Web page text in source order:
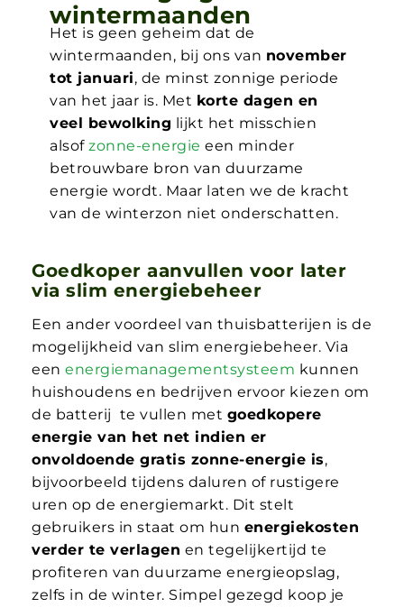
wintermaanden
Het is geen geheim dat de
wintermaanden, bij ons van november
tot januari, de minst zonnige periode
van het jaar is. Met korte dagen en
veel bewolking lijkt het misschien
alsof zonne-energie een minder
betrouwbare bron van duurzame
energie wordt. Maar laten we de kracht
van de winterzon niet onderschatten.
Goedkoper aanvullen voor later
via slim energiebeheer
Een ander voordeel van thuisbatterijen is de
mogelijkheid van slim energiebeheer. Via
een energiemanagementsysteem kunnen
huishoudens en bedrijven ervoor kiezen om
de batterij te vullen met goedkopere
energie van het net indien er
onvoldoende gratis zonne-energie is,
bijvoorbeeld tijdens daluren of rustigere
uren op de energiemarkt. Dit stelt
gebruikers in staat om hun energiekosten
verder te verlagen en tegelijkertijd te
profiteren van duurzame energieopslag,
zelfs in de winter. Simpel gezegd koop je